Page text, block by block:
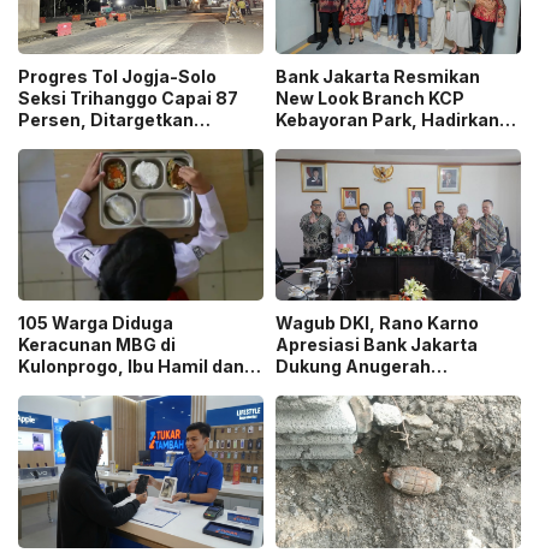
Progres Tol Jogja-Solo
Seksi Trihanggo Capai 87
Persen, Ditargetkan
Bawen Agustus 2026
Bank Jakarta Resmikan
New Look Branch KCP
Kebayoran Park, Hadirkan
Modern
105 Warga Diduga
Keracunan MBG di
Kulonprogo, Ibu Hamil dan
Terdampak
Wagub DKI, Rano Karno
Apresiasi Bank Jakarta
Dukung Anugerah
Dorong Karya Berkualitas
Sambut 5 Abad Jakarta